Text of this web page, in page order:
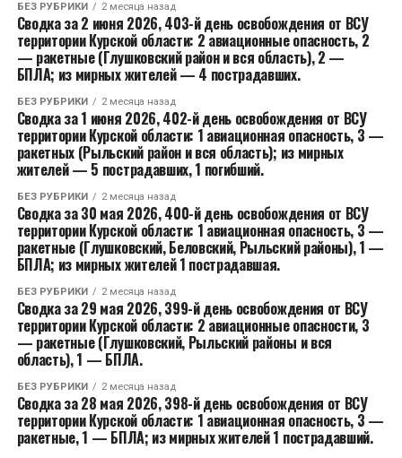
БЕЗ РУБРИКИ 2 месяца назад
Сводка за 2 июня 2026, 403-й день освобождения от ВСУ
территории Курской области: 2 авиационные опасность, 2
— ракетные (Глушковский район и вся область), 2 —
БПЛА; из мирных жителей — 4 пострадавших.
БЕЗ РУБРИКИ 2 месяца назад
Сводка за 1 июня 2026, 402-й день освобождения от ВСУ
территории Курской области: 1 авиационная опасность, 3 —
ракетных (Рыльский район и вся область); из мирных
жителей — 5 пострадавших, 1 погибший.
БЕЗ РУБРИКИ 2 месяца назад
Сводка за 30 мая 2026, 400-й день освобождения от ВСУ
территории Курской области: 1 авиационная опасность, 3 —
ракетные (Глушковский, Беловский, Рыльский районы), 1 —
БПЛА; из мирных жителей 1 пострадавшая.
БЕЗ РУБРИКИ 2 месяца назад
Сводка за 29 мая 2026, 399-й день освобождения от ВСУ
территории Курской области: 2 авиационные опасности, 3
— ракетные (Глушковский, Рыльский районы и вся
область), 1 — БПЛА.
БЕЗ РУБРИКИ 2 месяца назад
Сводка за 28 мая 2026, 398-й день освобождения от ВСУ
территории Курской области: 1 авиационная опасность, 3 —
ракетные, 1 — БПЛА; из мирных жителей 1 пострадавший.